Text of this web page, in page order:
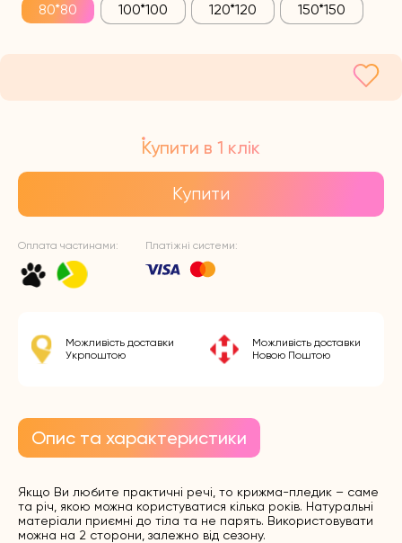
80*80 100*100 120*120 150*150
Купити в 1 клік
Купити
Оплата частинами: Платіжні системи:
Можливість доставки
Укрпоштою
Можливість доставки
Новою Поштою
Опис та характеристики
Якщо Ви любите практичні речі, то крижма-пледик – саме
та річ, якою можна користуватися кілька років. Натуральні
матеріали приємні до тіла та не парять. Використовувати
можна на 2 сторони, залежно від сезону.